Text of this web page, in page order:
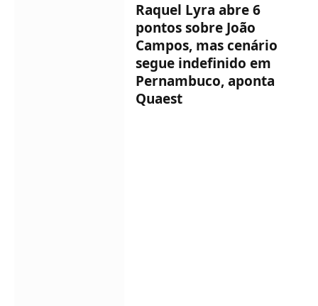
Raquel Lyra abre 6
pontos sobre João
Campos, mas cenário
segue indefinido em
Pernambuco, aponta
Quaest